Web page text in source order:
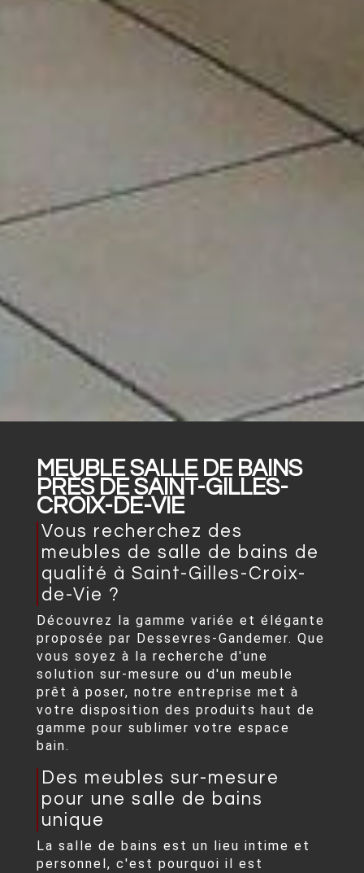
MEUBLE SALLE DE BAINS
PRÈS DE SAINT-GILLES-
CROIX-DE-VIE
Vous recherchez des
meubles de salle de bains de
qualité à Saint-Gilles-Croix-
de-Vie ?
Découvrez la gamme variée et élégante
proposée par Dessevres-Gandemer. Que
vous soyez à la recherche d'une
solution sur-mesure ou d'un meuble
prêt à poser, notre entreprise met à
votre disposition des produits haut de
gamme pour sublimer votre espace
bain.
Des meubles sur-mesure
pour une salle de bains
unique
La salle de bains est un lieu intime et
personnel, c'est pourquoi il est